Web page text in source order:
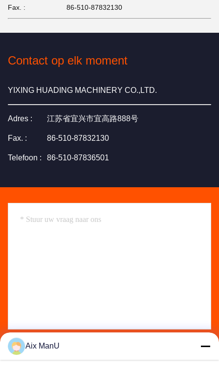
Fax. :
86-510-87832130
Contact op elk moment
YIXING HUADING MACHINERY CO.,LTD.
Adres : 江苏省宜兴市宜高路888号
Fax. : 86-510-87832130
Telefoon : 86-510-87836501
Aix ManU